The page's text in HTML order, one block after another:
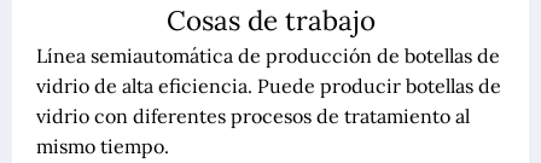
Cosas de trabajo
Línea semiautomática de producción de botellas de
vidrio de alta eficiencia. Puede producir botellas de
vidrio con diferentes procesos de tratamiento al
mismo tiempo.